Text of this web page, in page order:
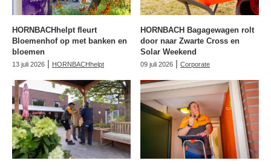
HORNBACHhelpt fleurt
Bloemenhof op met banken en
bloemen
13 juli 2026 | HORNBACHhelpt
HORNBACH Bagagewagen rolt
door naar Zwarte Cross en
Solar Weekend
09 juli 2026 | Corporate